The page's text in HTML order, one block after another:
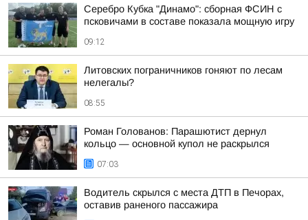
Серебро Кубка "Динамо": сборная ФСИН с
псковичами в составе показала мощную игру
09:12
Литовских пограничников гоняют по лесам
нелегалы?
08:55
Роман Голованов: Парашютист дернул
кольцо — основной купол не раскрылся
07:03
Водитель скрылся с места ДТП в Печорах,
оставив раненого пассажира